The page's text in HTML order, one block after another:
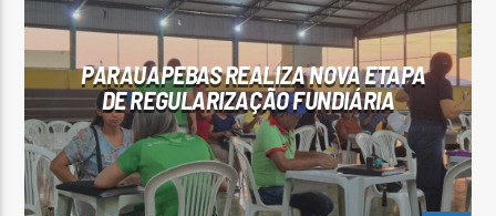
Arara Azul FM
PARAUAPEBAS REALIZA NOVA ETAPA
DE REGULARIZAÇÃO FUNDIÁRIA